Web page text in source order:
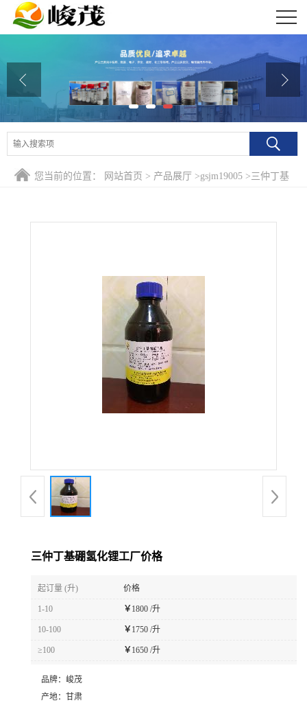
公司介绍
公司动态
产品展厅
证书荣誉
您当前的位置： 网站首页 > 产品展厅 >gsjm19005 >三仲丁基
三仲丁基硼氢化锂工厂价格
起订量 (升) 价格
1-10 ￥ 1800 /升
10-100 ￥ 1750 /升
≥100 ￥ 1650 /升
品牌： 峻茂
产地： 甘肃